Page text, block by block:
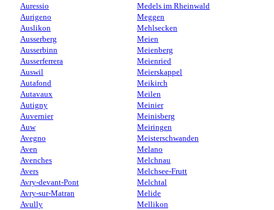
Auressio
Aurigeno
Auslikon
Ausserberg
Ausserbinn
Ausserferrera
Auswil
Autafond
Autavaux
Autigny
Auvernier
Auw
Avegno
Aven
Avenches
Avers
Avry-devant-Pont
Avry-sur-Matran
Avully
Medels im Rheinwald
Meggen
Mehlsecken
Meien
Meienberg
Meienried
Meierskappel
Meikirch
Meilen
Meinier
Meinisberg
Meiringen
Meisterschwanden
Melano
Melchnau
Melchsee-Frutt
Melchtal
Melide
Mellikon